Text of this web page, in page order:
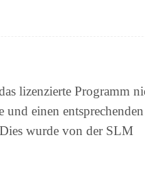
lizenzierte Programm
einen entsprechenden
wurde von der SLM